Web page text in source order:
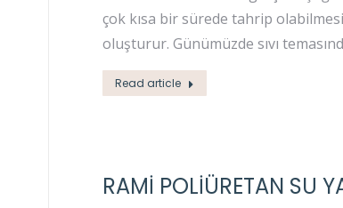
çok kısa bir sürede tahrip
oluşturur. Günümüzde sıvı
Read article
RAMI POLIÜRETAN SU